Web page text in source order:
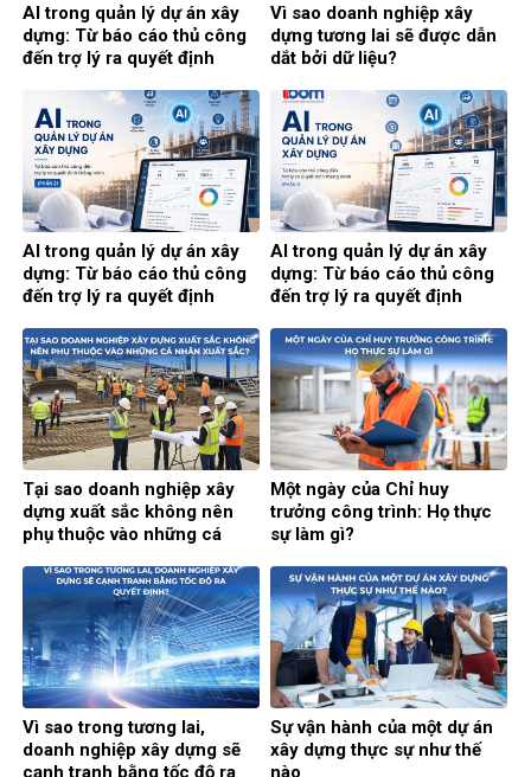
AI trong quản lý dự án xây
dựng: Từ báo cáo thủ công
đến trợ lý ra quyết định
Vì sao doanh nghiệp xây
dựng tương lai sẽ được dẫn
dắt bởi dữ liệu?
AI trong quản lý dự án xây
dựng: Từ báo cáo thủ công
đến trợ lý ra quyết định
AI trong quản lý dự án xây
dựng: Từ báo cáo thủ công
đến trợ lý ra quyết định
Tại sao doanh nghiệp xây
dựng xuất sắc không nên
phụ thuộc vào những cá
Một ngày của Chỉ huy
trưởng công trình: Họ thực
sự làm gì?
Vì sao trong tương lai,
doanh nghiệp xây dựng sẽ
cạnh tranh bằng tốc độ ra
Sự vận hành của một dự án
xây dựng thực sự như thế
nào